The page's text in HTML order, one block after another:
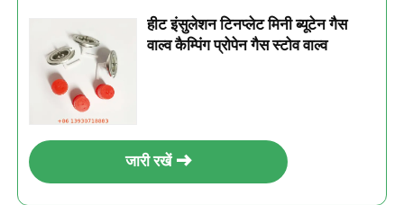
हीट इंसुलेशन टिनप्लेट मिनी ब्यूटेन गैस
वाल्व कैम्पिंग प्रोपेन गैस स्टोव वाल्व
जारी रखें